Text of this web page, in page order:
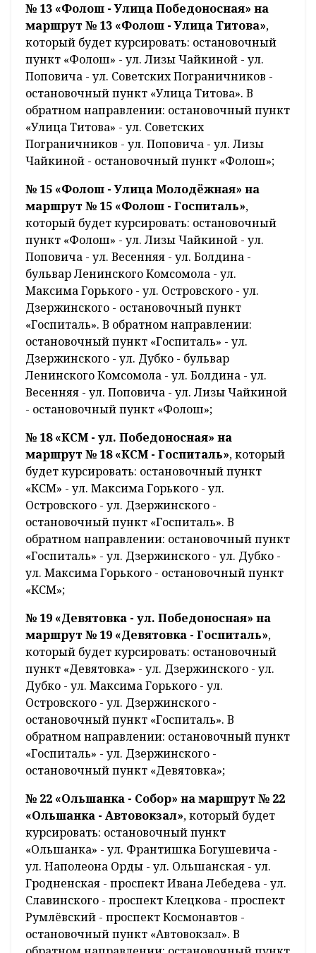
№ 13 «Фолош - Улица Победоносная» на
маршрут № 13 «Фолош - Улица Титова»,
который будет курсировать: остановочный
пункт «Фолош» - ул. Лизы Чайкиной - ул.
Поповича - ул. Советских Пограничников -
остановочный пункт «Улица Титова». В
обратном направлении: остановочный пункт
«Улица Титова» - ул. Советских
Пограничников - ул. Поповича - ул. Лизы
Чайкиной - остановочный пункт «Фолош»;
№ 15 «Фолош - Улица Молодёжная» на
маршрут № 15 «Фолош - Госпиталь»,
который будет курсировать: остановочный
пункт «Фолош» - ул. Лизы Чайкиной - ул.
Поповича - ул. Весенняя - ул. Болдина -
бульвар Ленинского Комсомола - ул.
Максима Горького - ул. Островского - ул.
Дзержинского - остановочный пункт
«Госпиталь». В обратном направлении:
остановочный пункт «Госпиталь» - ул.
Дзержинского - ул. Дубко - бульвар
Ленинского Комсомола - ул. Болдина - ул.
Весенняя - ул. Поповича - ул. Лизы Чайкиной
- остановочный пункт «Фолош»;
№ 18 «КСМ - ул. Победоносная» на
маршрут № 18 «КСМ - Госпиталь», который
будет курсировать: остановочный пункт
«КСМ» - ул. Максима Горького - ул.
Островского - ул. Дзержинского -
остановочный пункт «Госпиталь». В
обратном направлении: остановочный пункт
«Госпиталь» - ул. Дзержинского - ул. Дубко -
ул. Максима Горького - остановочный пункт
«КСМ»;
№ 19 «Девятовка - ул. Победоносная» на
маршрут № 19 «Девятовка - Госпиталь»,
который будет курсировать: остановочный
пункт «Девятовка» - ул. Дзержинского - ул.
Дубко - ул. Максима Горького - ул.
Островского - ул. Дзержинского -
остановочный пункт «Госпиталь». В
обратном направлении: остановочный пункт
«Госпиталь» - ул. Дзержинского -
остановочный пункт «Девятовка»;
№ 22 «Ольшанка - Собор» на маршрут № 22
«Ольшанка - Автовокзал», который будет
курсировать: остановочный пункт
«Ольшанка» - ул. Франтишка Богушевича -
ул. Наполеона Орды - ул. Ольшанская - ул.
Гродненская - проспект Ивана Лебедева - ул.
Славинского - проспект Клецкова - проспект
Румлёвский - проспект Космонавтов -
остановочный пункт «Автовокзал». В